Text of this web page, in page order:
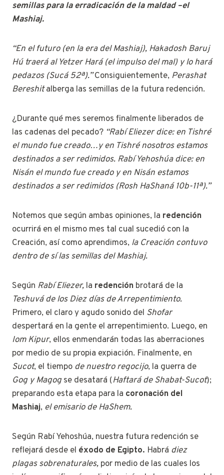
semillas para la erradicación de la maldad –el
Mashiaj.
“En el futuro (en la era del Mashiaj), Hakadosh Baruj
Hú traerá al Yetzer Hará (el impulso del mal) y lo hará
pedazos (Sucá 52ª).”Consiguientemente, Perashat
Bereshitalberga las semillas de la futura redención.
¿Durante qué mes seremos finalmente liberados de
las cadenas del pecado? “Rabí Eliezer dice: en Tishré
el mundo fue creado…y en Tishré nosotros estamos
destinados a ser redimidos. Rabí Yehoshúa dice: en
Nisán el mundo fue creado y en Nisán estamos
destinados a ser redimidos (Rosh HaShaná 10b-11ª).”
Notemos que según ambas opiniones, la redención
ocurrirá en el mismo mes tal cual sucedió con la
Creación, así como aprendimos, la Creación contuvo
dentro de sí las semillas del Mashiaj.
Según Rabí Eliezer, la redención brotará de la
Teshuvá de los Diez días de Arrepentimiento.
Primero, el claro y agudo sonido del Shofar
despertará en la gente el arrepentimiento. Luego, en
Iom Kipur, ellos enmendarán todas las aberraciones
por medio de su propia expiación. Finalmente, en
Sucot, el tiempo de nuestro regocijo, la guerra de
Gog y Magogse desatará (Haftará de Shabat-Sucot);
preparando esta etapa para la coronación del
Mashiaj, el emisario de HaShem.
Según Rabí Yehoshúa, nuestra futura redención se
reflejará desde el éxodo de Egipto. Habrá diez
plagas sobrenaturales, por medio de las cuales los